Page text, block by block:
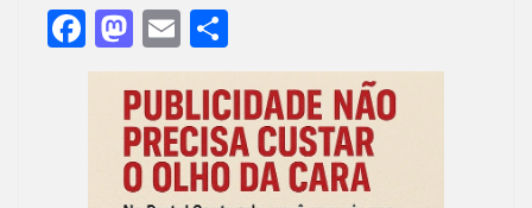
F
ac
M
as
to
d
o
E
m
ai
l
h
ar
e